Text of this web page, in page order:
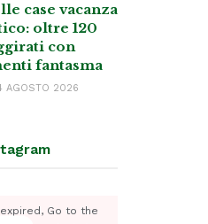
case vacanza
oltre 120
con
fantasma
AGOSTO 2026
Go to the